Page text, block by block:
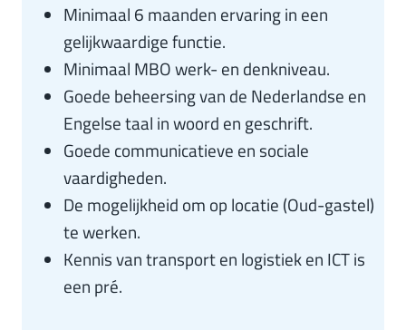
Minimaal 6 maanden ervaring in een
gelijkwaardige functie.
Minimaal MBO werk- en denkniveau.
Goede beheersing van de Nederlandse en
Engelse taal in woord en geschrift.
Goede communicatieve en sociale
vaardigheden.
De mogelijkheid om op locatie (Oud-gastel)
te werken.
Kennis van transport en logistiek en ICT is
een pré.